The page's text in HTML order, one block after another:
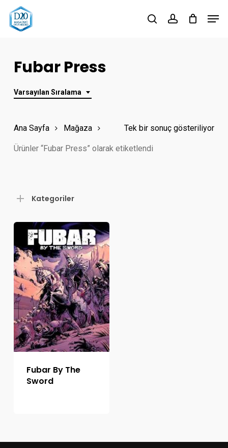
Skip
searchaccount
Fubar Press
Varsayılan Sıralama
Tek bir sonuç gösteriliyor
Ana Sayfa Mağaza
Ürünler “Fubar Press” olarak etiketlendi
Kategoriler
Fubar By The
Sword